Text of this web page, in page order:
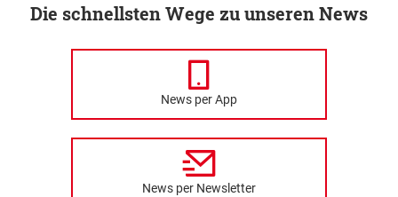
Die schnellsten Wege zu unseren News
News per App
News per Newsletter